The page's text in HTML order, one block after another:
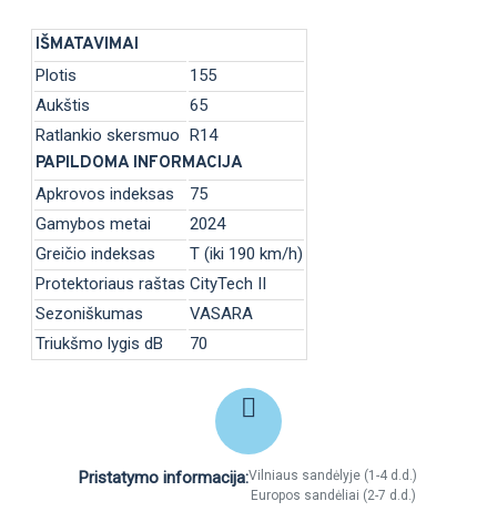
IŠMATAVIMAI
Plotis
155
Aukštis
65
Ratlankio skersmuo R14
PAPILDOMA INFORMACIJA
Apkrovos indeksas
75
Gamybos metai
2024
Greičio indeksas
T (iki 190 km/h)
Protektoriaus raštas CityTech II
Sezoniškumas
VASARA
Triukšmo lygis dB
70
Pristatymo informacija:Vilniaus sandėlyje (1-4 d.d.)
Europos sandėliai (2-7 d.d.)